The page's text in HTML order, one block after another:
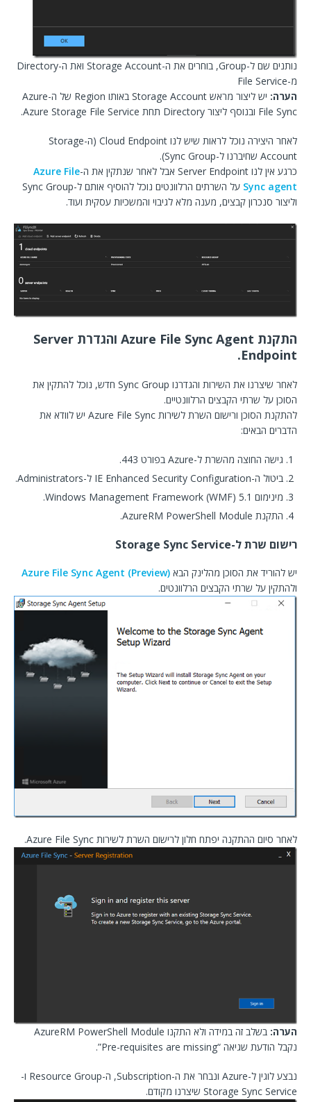
נותנים שם ל-Group, בוחרים את ה-Storage Account ואת ה-Directory
מ-File Service
הערה:
יש ליצור מראש Storage Account באותו Region של ה-Azure
File Sync ובנוסף ליצור Directory תחת Azure Storage File Service.
לאחר היצירה נוכל לראות שיש לנו Cloud Endpoint (ה-Storage
Account שחיברנו ל-Sync Group).
כרגע אין לנו Server Endpoint אבל לאחר שנתקין את ה-
Azure File
Sync agent
על השרתים הרלוונטים נוכל להוסיף אותם ל-Sync Group
וליצור סנכרון קבצים, מענה מלא לגיבוי והמשכיות עסקית ועוד.
התקנת Azure File Sync Agent והגדרת Server
Endpoint.
לאחר שיצרנו את השירות והגדרנו Sync Group חדש, נוכל להתקין את
הסוכן על שרתי הקבצים הרלוונטיים.
להתקנת הסוכן ורישום השרת לשירות Azure File Sync יש לוודא את
הדברים הבאים:
גישה החוצה מהשרת ל-Azure בפורט 443.
ביטול ה-IE Enhanced Security Configuration ל-Administrators.
מינימום Windows Management Framework (WMF) 5.1.
התקנת AzureRM PowerShell Module.
רישום שרת ל-Storage Sync Service
יש להוריד את הסוכן מהלינק הבא (Azure File Sync Agent (Preview
ולהתקין על שרתי הקבצים הרלוונטים.
לאחר סיום ההתקנה יפתח חלון לרישום השרת לשירות Azure File Sync.
הערה:
בשלב זה במידה ולא התקנו AzureRM PowerShell Module
נקבל הודעת שגיאה “Pre-requisites are missing”.
נבצע לוגין ל-Azure ונבחר את ה-Subscription, ה-Resource Group ו-
Storage Sync Service שיצרנו מקודם.